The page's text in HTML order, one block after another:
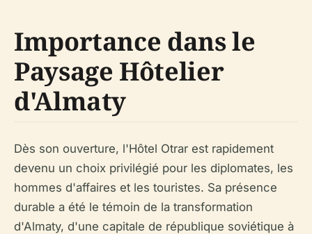
Importance dans le
Paysage Hôtelier
d'Almaty
Dès son ouverture, l'Hôtel Otrar est rapidement
devenu un choix privilégié pour les diplomates, les
hommes d'affaires et les touristes. Sa présence
durable a été le témoin de la transformation
d'Almaty, d'une capitale de république soviétique à